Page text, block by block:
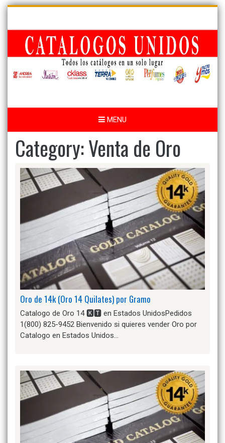
Skip
content
MENU
Category:Venta de Oro
Oro de 14k (Oro 14 Quilates) por Gramo
Catalogo de Oro 14 🅺🆃 en Estados UnidosPedidos
1(800) 825-9452 Bienvenido si quieres vender Oro por
Catalogo en Estados Unidos…